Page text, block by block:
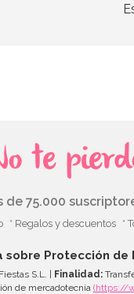
te
de 75.000
* Regalos y descuentos *
sobre Protección de
S.L. | Finalidad:
de mercadotecnia (https://